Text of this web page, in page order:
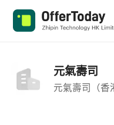
元氣壽司
元氣壽司（香